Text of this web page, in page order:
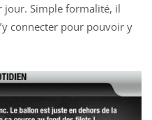
jour. Simple formalité, il
connecter pour pouvoir y